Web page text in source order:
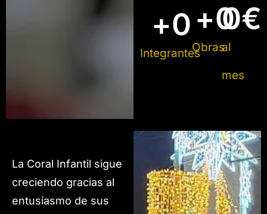
Integrantes
+0
Obras
+0
al
mes
0€
La Coral Infantil sigue
creciendo gracias al
entusiasmo de sus